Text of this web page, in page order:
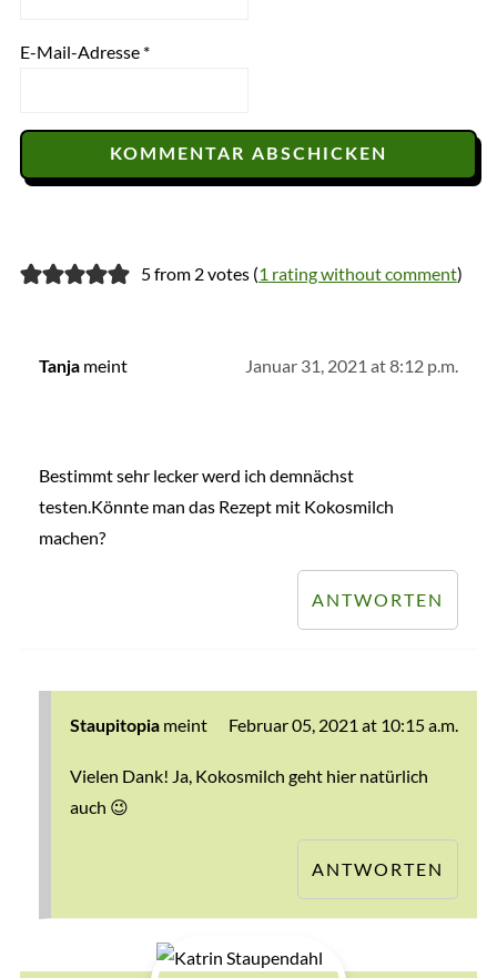
E-Mail-Adresse *
5 from 2 votes (1 rating without comment)
Tanja meint Januar 31, 2021 at 8:12 p.m.
Bestimmt sehr lecker werd ich demnächst
testen.Könnte man das Rezept mit Kokosmilch
machen?
ANTWORTEN
Staupitopia meint Februar 05, 2021 at 10:15 a.m.
Vielen Dank! Ja, Kokosmilch geht hier natürlich
auch 😉
ANTWORTEN